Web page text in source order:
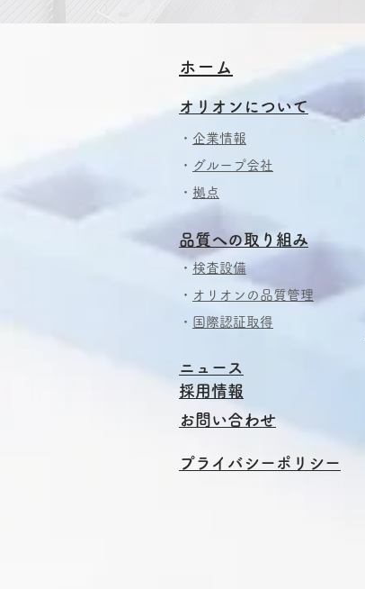
​​ホーム
​ オリオンについて
・ 企業情報
・ グループ会社
・ 拠点
​品質への取り組み
・ 検査設備
・ オリオンの品質管理
・ 国際認証取得
ニュース
採用情報
​お問い合わせ
プライバシーポリシー